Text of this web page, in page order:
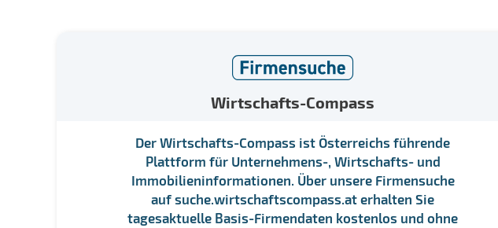
Wirtschafts-Compass
Der Wirtschafts-Compass ist Österreichs führende
Plattform für Unternehmens-, Wirtschafts- und
Immobilieninformationen. Über unsere Firmensuche
auf suche.wirtschaftscompass.at erhalten Sie
tagesaktuelle Basis-Firmendaten kostenlos und ohne